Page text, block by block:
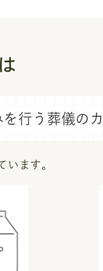
を行う葬儀の
います。